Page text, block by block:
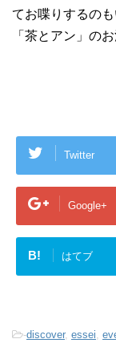
てお喋りするの
「茶とアン」の
Twitter
Google+
B! はてブ
-discover, essei